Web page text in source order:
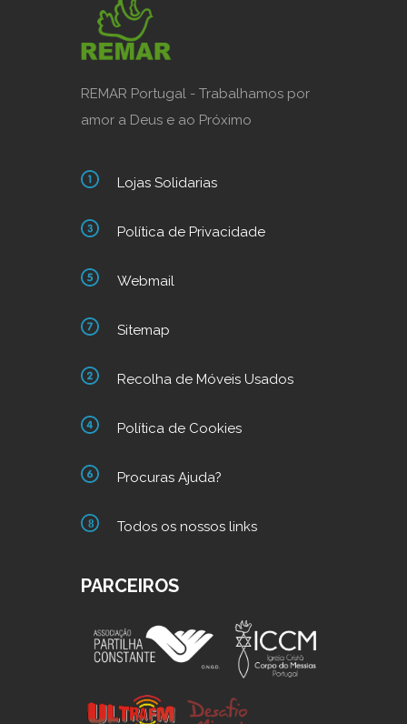
REMAR Portugal - Trabalhamos por
amor a Deus e ao Próximo
Lojas Solidarias
Política de Privacidade
Webmail
Sitemap
Recolha de Móveis Usados
Política de Cookies
Procuras Ajuda?
Todos os nossos links
PARCEIROS